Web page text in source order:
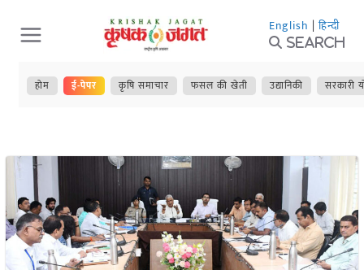
Skip
to
content
English | हिन्दी
Search
होम ई-पेपर कृषि समाचार फसल की खेती उद्यानिकी सरकारी